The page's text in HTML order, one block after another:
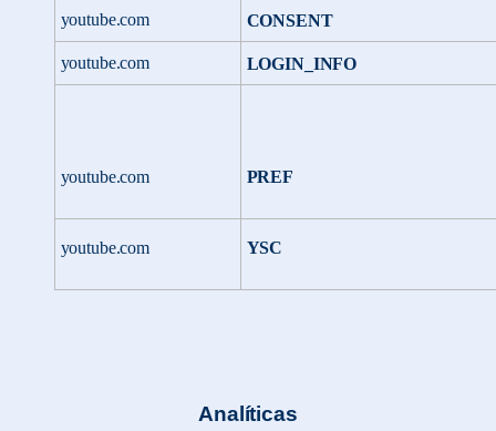
youtube.com CONSENT
youtube.com LOGIN_INFO
youtube.com PREF
youtube.com YSC
Analíticas